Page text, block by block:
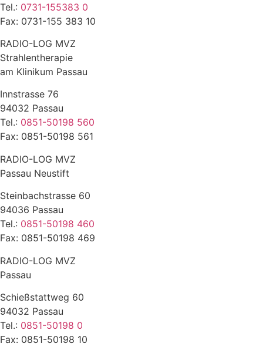
Tel.: 0731-155383 0
Fax: 0731-155 383 10
RADIO-LOG MVZ
Strahlentherapie
am Klinikum Passau
Innstrasse 76
94032 Passau
Tel.: 0851-50198 560
Fax: 0851-50198 561
RADIO-LOG MVZ
Passau Neustift
Steinbachstrasse 60
94036 Passau
Tel.: 0851-50198 460
Fax: 0851-50198 469
RADIO-LOG MVZ
Passau
Schießstattweg 60
94032 Passau
Tel.: 0851-50198 0
Fax: 0851-50198 10